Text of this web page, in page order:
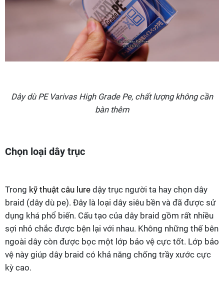
Dây dù PE Varivas High Grade Pe, chất lượng không cần
bàn thêm
Chọn loại dây trục
Trong kỹ thuật câu lure dậy trục người ta hay chọn dây
braid (dây dù pe). Đây là loại dây siêu bền và đã được sử
dụng khá phổ biến. Cấu tạo của dây braid gồm rất nhiều
sợi nhỏ chắc được bện lại với nhau. Không những thế bên
ngoài dây còn được bọc một lớp bảo vệ cực tốt. Lớp bảo
vệ này giúp dây braid có khả năng chống trầy xước cực
kỳ cao.